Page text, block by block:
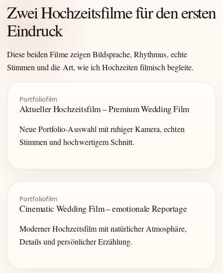
Zwei Hochzeitsfilme für den ersten
Eindruck
Diese beiden Filme zeigen Bildsprache, Rhythmus, echte
Stimmen und die Art, wie ich Hochzeiten filmisch begleite.
Portfoliofilm
Aktueller Hochzeitsfilm – Premium Wedding Film
Neue Portfolio-Auswahl mit ruhiger Kamera, echten
Stimmen und hochwertigem Schnitt.
Portfoliofilm
Cinematic Wedding Film – emotionale Reportage
Moderner Hochzeitsfilm mit natürlicher Atmosphäre,
Details und persönlicher Erzählung.